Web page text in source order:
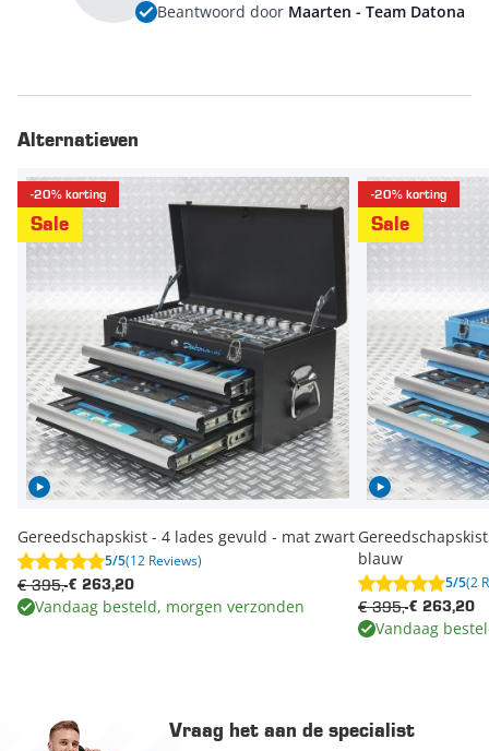
Beantwoord door Maarten - Team Datona
Alternatieven
-20% korting
Sale
Gereedschapskist - 4 lades gevuld - mat zwart
5/5(12 Reviews)
€ 263,20
€ 395,-
Vandaag besteld, morgen verzonden
-20% korting
Sale
blauw
5/5(2
€ 263,20
€ 395,-
Vandaag
Vraag het aan de specialist